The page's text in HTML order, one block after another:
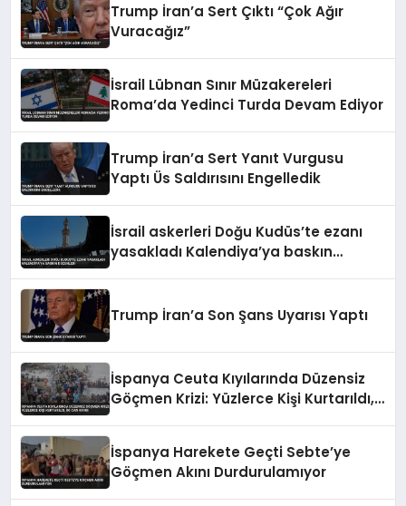
Trump İran’a Sert Çıktı “Çok Ağır
Vuracağız”
İsrail Lübnan Sınır Müzakereleri
Roma’da Yedinci Turda Devam Ediyor
Trump İran’a Sert Yanıt Vurgusu
Yaptı Üs Saldırısını Engelledik
İsrail askerleri Doğu Kudüs’te ezanı
yasakladı Kalendiya’ya baskın
Trump İran’a Son Şans Uyarısı Yaptı
İspanya Ceuta Kıyılarında Düzensiz
Göçmen Krizi: Yüzlerce Kişi Kurtarıldı,
İspanya Harekete Geçti Sebte’ye
Göçmen Akını Durdurulamıyor